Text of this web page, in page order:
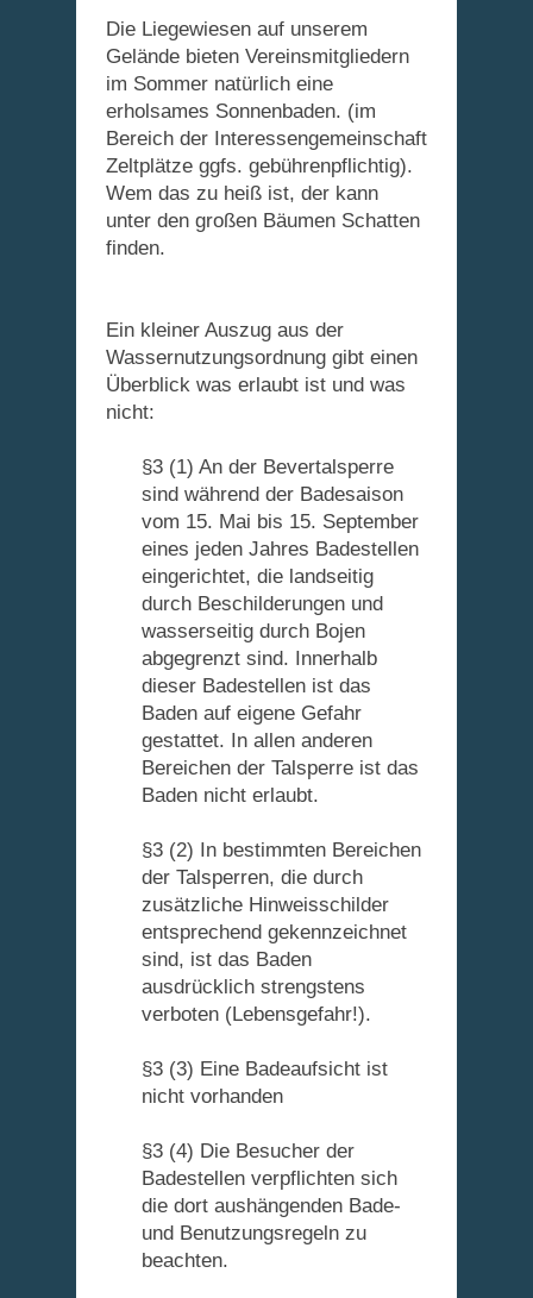
Die Liegewiesen auf unserem
Gelände bieten Vereinsmitgliedern
im Sommer natürlich eine
erholsames Sonnenbaden. (im
Bereich der Interessengemeinschaft
Zeltplätze ggfs. gebührenpflichtig).
Wem das zu heiß ist, der kann
unter den großen Bäumen Schatten
finden.
Ein kleiner Auszug aus der
Wassernutzungsordnung gibt einen
Überblick was erlaubt ist und was
nicht:
§3 (1) An der Bevertalsperre
sind während der Badesaison
vom 15. Mai bis 15. September
eines jeden Jahres Badestellen
eingerichtet, die landseitig
durch Beschilderungen und
wasserseitig durch Bojen
abgegrenzt sind. Innerhalb
dieser Badestellen ist das
Baden auf eigene Gefahr
gestattet. In allen anderen
Bereichen der Talsperre ist das
Baden nicht erlaubt.
§3 (2) In bestimmten Bereichen
der Talsperren, die durch
zusätzliche Hinweisschilder
entsprechend gekennzeichnet
sind, ist das Baden
ausdrücklich strengstens
verboten (Lebensgefahr!).
§3 (3) Eine Badeaufsicht ist
nicht vorhanden
§3 (4) Die Besucher der
Badestellen verpflichten sich
die dort aushängenden Bade-
und Benutzungsregeln zu
beachten.